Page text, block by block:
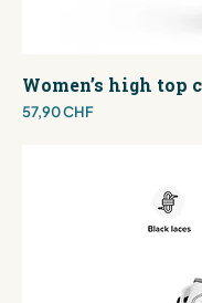
Women’s high top
Preis
57,90 CHF